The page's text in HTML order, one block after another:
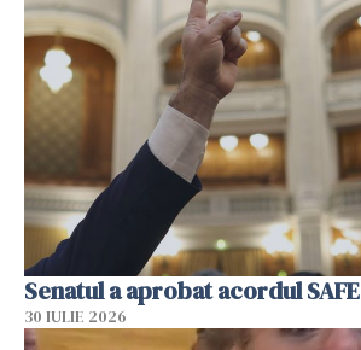
Senatul a aprobat acordul SAFE
30 IULIE 2026